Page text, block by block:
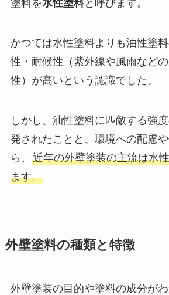
塗料を水性塗料と呼びます。
かつては水性塗料よりも油性塗
性・耐候性（紫外線や風雨など
性）が高いという認識でした。
しかし、油性塗料に匹敵する強
発されたことと、環境への配慮
ら、 近年の外壁塗装の主流は水
ます。
外壁塗料の種類と特徴
外壁塗装の目的や塗料の成分が